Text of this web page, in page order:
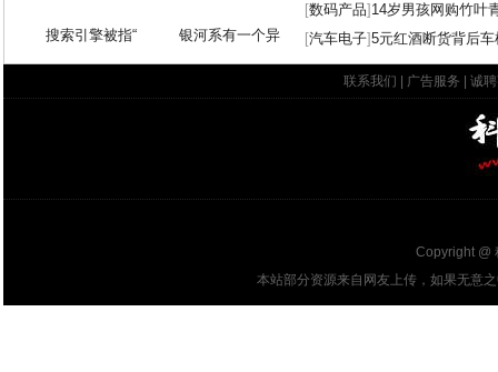
搜索引擎被指“ 银河系有一个异
[数码产品] 14岁男孩网购竹叶
[汽车电子]5元红酒断货背后
联系我们 广告服务 诚
Copyright @
本站部分资源来自网友上传，如果无意